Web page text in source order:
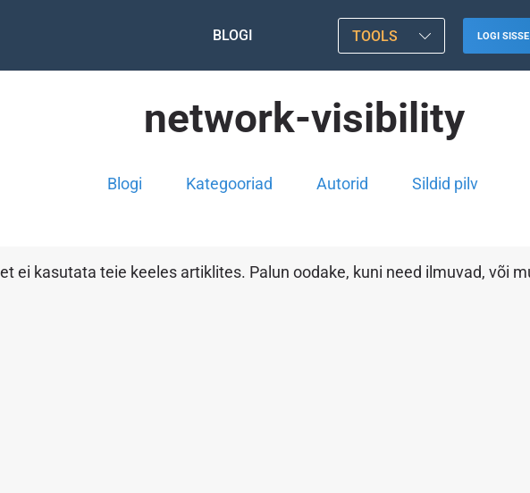
BLOGI TOOLS LOGI SISSE
network-visibility
Blogi Kategooriad Autorid Sildid pilv